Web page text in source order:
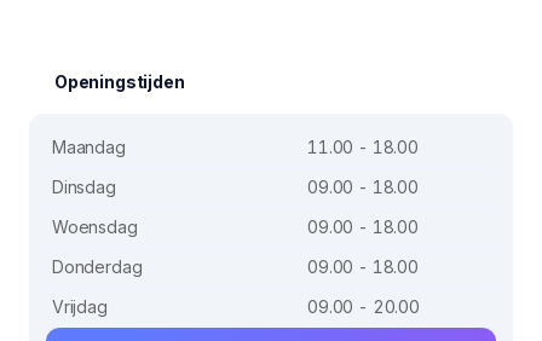
Openingstijden
Maandag
11.00 - 18.00
Dinsdag
09.00 - 18.00
Woensdag
09.00 - 18.00
Donderdag
09.00 - 18.00
Vrijdag
09.00 - 20.00